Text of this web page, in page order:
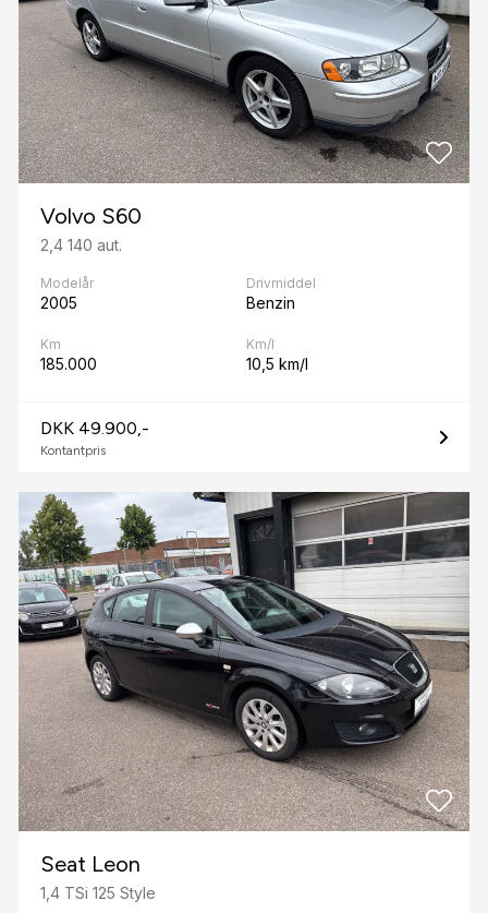
Volvo S60
2,4 140 aut.
Modelår
2005
Drivmiddel
Benzin
Km
185.000
Km/l
10,5 km/l
DKK 49.900,-
Kontantpris
Seat Leon
1,4 TSi 125 Style